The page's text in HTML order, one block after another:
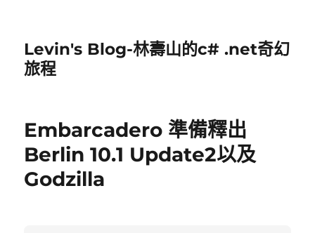
Levin's Blog-林壽山的c# .net奇幻
旅程
Embarcadero 準備釋出
Berlin 10.1 Update2以及
Godzilla